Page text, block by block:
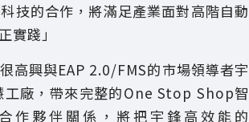
技的合作，將滿足產業面對高階自動
實踐」
高興與EAP 2.0/FMS的市場領導者宇
工廠，帶來完整的One Stop Shop智
作夥伴關係，將把宇鋒高效能的